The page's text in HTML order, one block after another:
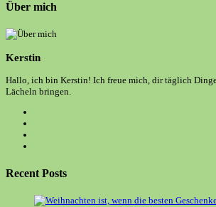
Über mich
Kerstin
Hallo, ich bin Kerstin! Ich freue mich, dir täglich
Lächeln bringen.
tab
new
tab
a
new
Recent Posts